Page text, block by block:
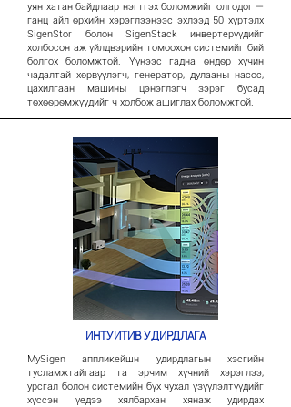
уян хатан байдлаар нэгтгэх боломжийг олгодог —
ганц айл өрхийн хэрэглээнээс эхлээд 50 хүртэлх
SigenStor болон SigenStack инвертерүүдийг
холбосон аж үйлдвэрийн томоохон системийг бий
болгох боломжтой. Үүнээс гадна өндөр хүчин
чадалтай хөрвүүлэгч, генератор, дулааны насос,
цахилгаан машины цэнэглэгч зэрэг бусад
төхөөрөмжүүдийг ч холбож ашиглах боломжтой.
ИНТУИТИВ УДИРДЛАГА
MySigen аппликейшн удирдлагын хэсгийн
тусламжтайгаар та эрчим хүчний хэрэглээ,
урсгал болон системийн бүх чухал үзүүлэлтүүдийг
хүссэн үедээ хялбархан хянаж удирдах